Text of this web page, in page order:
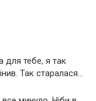
для тебе, я так
Так старалася…